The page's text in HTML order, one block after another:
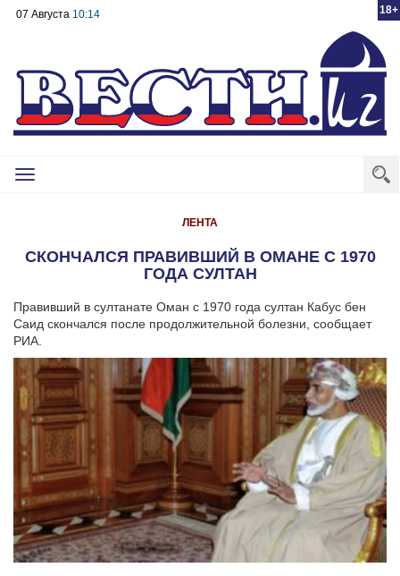
18+
07 Августа 10:14
Toggle
ЛЕНТА
СКОНЧАЛСЯ ПРАВИВШИЙ В ОМАНЕ С 1970
ГОДА СУЛТАН
Правивший в султанате Оман с 1970 года султан Кабус бен
Саид скончался после продолжительной болезни, сообщает
РИА.